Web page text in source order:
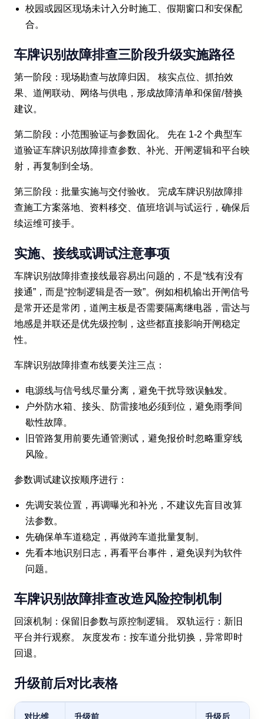
校园或园区现场未计入分时施工、假期窗口和安保配
合。
车牌识别故障排查三阶段升级实施路径
第一阶段：现场勘查与故障归因。 核实点位、抓拍效
果、道闸联动、网络与供电，形成故障清单和保留/替换
建议。
第二阶段：小范围验证与参数固化。 先在 1-2 个典型车
道验证车牌识别故障排查参数、补光、开闸逻辑和平台映
射，再复制到全场。
第三阶段：批量实施与交付验收。 完成车牌识别故障排
查施工方案落地、资料移交、值班培训与试运行，确保后
续运维可接手。
实施、接线或调试注意事项
车牌识别故障排查接线最容易出问题的，不是“线有没有
接通”，而是“控制逻辑是否一致”。例如相机输出开闸信号
是常开还是常闭，道闸主板是否需要隔离继电器，雷达与
地感是并联还是优先级控制，这些都直接影响开闸稳定
性。
车牌识别故障排查布线要关注三点：
电源线与信号线尽量分离，避免干扰导致误触发。
户外防水箱、接头、防雷接地必须到位，避免雨季间
歇性故障。
旧管路复用前要先通管测试，避免报价时忽略重穿线
风险。
参数调试建议按顺序进行：
先调安装位置，再调曝光和补光，不建议先盲目改算
法参数。
先确保单车道稳定，再做跨车道批量复制。
先看本地识别日志，再看平台事件，避免误判为软件
问题。
车牌识别故障排查改造风险控制机制
回滚机制：保留旧参数与原控制逻辑。 双轨运行：新旧
平台并行观察。 灰度发布：按车道分批切换，异常即时
回退。
升级前后对比表格
对比维 升级前 升级后